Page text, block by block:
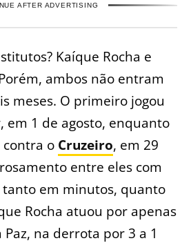
AFTER ADVERTISING
Kaíque Rocha e
ambos não entram
meses. O primeiro jogou
em 1 de agosto, enquanto
o Cruzeiro, em 29
entre eles com
tanto em minutos, quanto
Rocha atuou por apenas
na derrota por 3 a 1